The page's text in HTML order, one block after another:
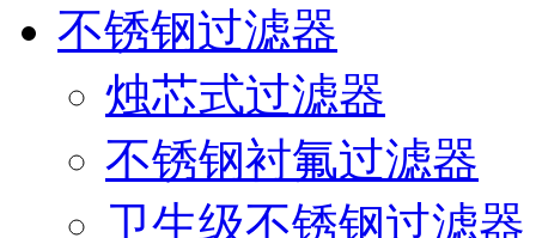
不锈钢过滤器
烛芯式过滤器
不锈钢衬氟过滤器
卫生级不锈钢过滤器